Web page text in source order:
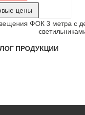
цены
ФОК 3 метра с
ПРОДУКЦИИ